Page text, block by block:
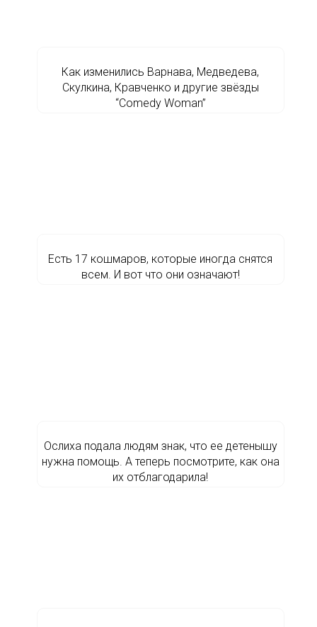
Как изменились Варнава, Медведева,
Скулкина, Кравченко и другие звёзды
“Comedy Woman”
Есть 17 кошмаров, которые иногда снятся
всем. И вот что они означают!
Ослиха подала людям знак, что ее детенышу
нужна помощь. А теперь посмотрите, как она
их отблагодарила!